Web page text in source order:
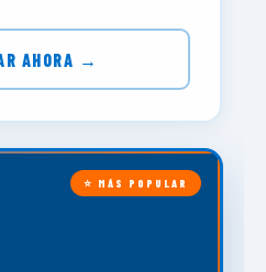
AHORA →
⭐ MÁS POPULAR